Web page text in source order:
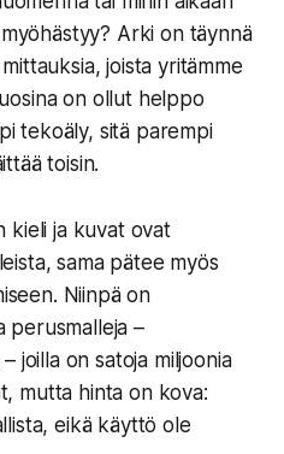
Arki on täynnä
joista yritämme
on ollut helppo
tekoäly, sitä parempi
toisin.
kieli ja kuvat ovat
sama pätee myös
Niinpä on
perusmalleja –
joilla on satoja miljoonia
mutta hinta on kova:
eikä käyttö ole